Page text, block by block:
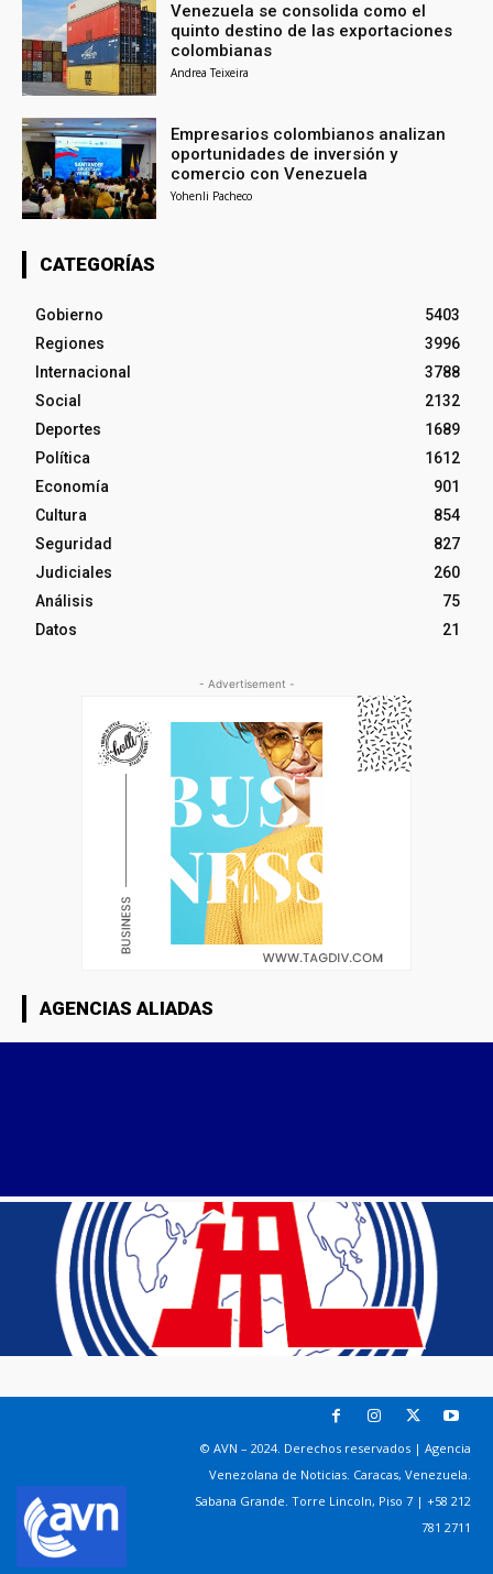
Venezuela se consolida como el
quinto destino de las exportaciones
colombianas
Andrea Teixeira
Empresarios colombianos analizan
oportunidades de inversión y
comercio con Venezuela
Yohenli Pacheco
CATEGORÍAS
Gobierno
5403
Regiones
3996
Internacional
3788
Social
2132
Deportes
1689
Política
1612
Economía
901
Cultura
854
Seguridad
827
Judiciales
260
Análisis
75
Datos
21
- Advertisement -
AGENCIAS ALIADAS
© AVN – 2024. Derechos reservados | Agencia
Venezolana de Noticias. Caracas, Venezuela.
Sabana Grande. Torre Lincoln, Piso 7 | +58 212
781 2711